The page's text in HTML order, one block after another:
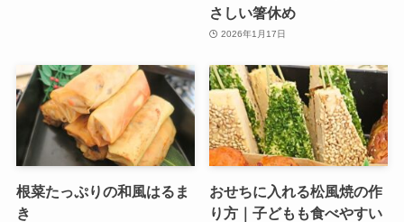
さしい箸休め
2026年1月17日
根菜たっぷりの和風はるま
き
おせちに入れる松風焼の作
り方｜子どもも食べやすい